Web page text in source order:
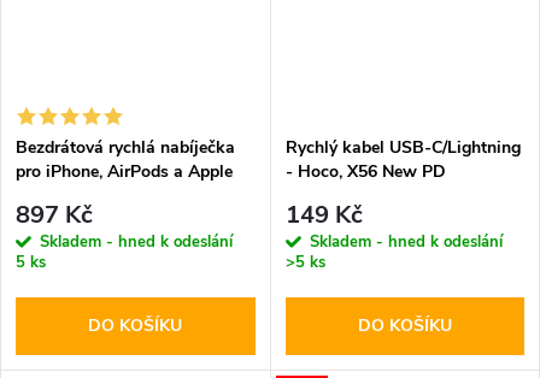
Bezdrátová rychlá nabíječka
pro iPhone, AirPods a Apple
MagSafe Wireless Charger
White
897 Kč
Skladem - hned k odeslání
5 ks
DO KOŠÍKU
Rychlý kabel USB-C/Lightning
- Hoco, X56 New PD
149 Kč
Skladem - hned k odeslání
>5 ks
DO KOŠÍKU